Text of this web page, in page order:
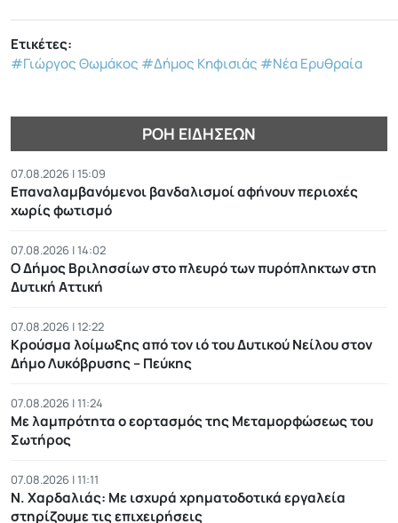
Ετικέτες:
#Γιώργος Θωμάκος #Δήμος Κηφισιάς #Νέα Ερυθραία
ΡΟΉ ΕΙΔΉΣΕΩΝ
07.08.2026 | 15:09
Επαναλαμβανόμενοι βανδαλισμοί αφήνουν περιοχές
χωρίς φωτισμό
07.08.2026 | 14:02
Ο Δήμος Βριλησσίων στο πλευρό των πυρόπληκτων στη
Δυτική Αττική
07.08.2026 | 12:22
Κρούσμα λοίμωξης από τον ιό του Δυτικού Νείλου στον
Δήμο Λυκόβρυσης – Πεύκης
07.08.2026 | 11:24
Με λαμπρότητα ο εορτασμός της Μεταμορφώσεως του
Σωτήρος
07.08.2026 | 11:11
Ν. Χαρδαλιάς: Με ισχυρά χρηματοδοτικά εργαλεία
στηρίζουμε τις επιχειρήσεις